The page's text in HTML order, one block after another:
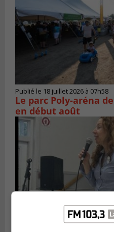
Publié le 18 juillet 2026 à 07h58
Le parc Poly-aréna
en début août